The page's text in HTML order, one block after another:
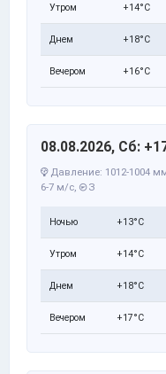
Утром +14°C
Днем +18°C
Вечером +16°C
08.08.2026, Сб:
Давление: 1012-1004
6-7 м/с,
З
Ночью +13°C
Утром +14°C
Днем +18°C
Вечером +17°C